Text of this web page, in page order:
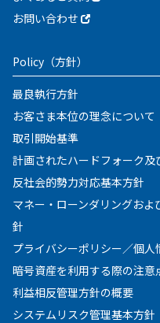
お問い合わせ
Policy （方針）
最良執行方針
お客さま本位の理念について
取引開始基準
計画されたハードフォーク
反社会的勢力対応基本方針
マネー・ローンダリングお
針
プライバシーポリシー／個
暗号資産を利用する際の注意
利益相反管理方針の概要
システムリスク管理基本方針